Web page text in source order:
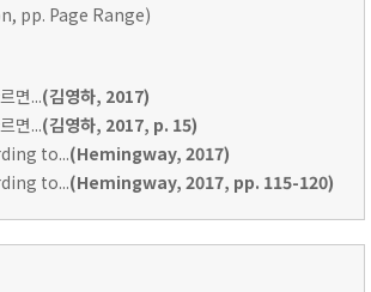
pp. Page Range)
면...(김영하, 2017)
면...(김영하, 2017, p. 15)
to...(Hemingway, 2017)
to...(Hemingway, 2017, pp. 115-120)